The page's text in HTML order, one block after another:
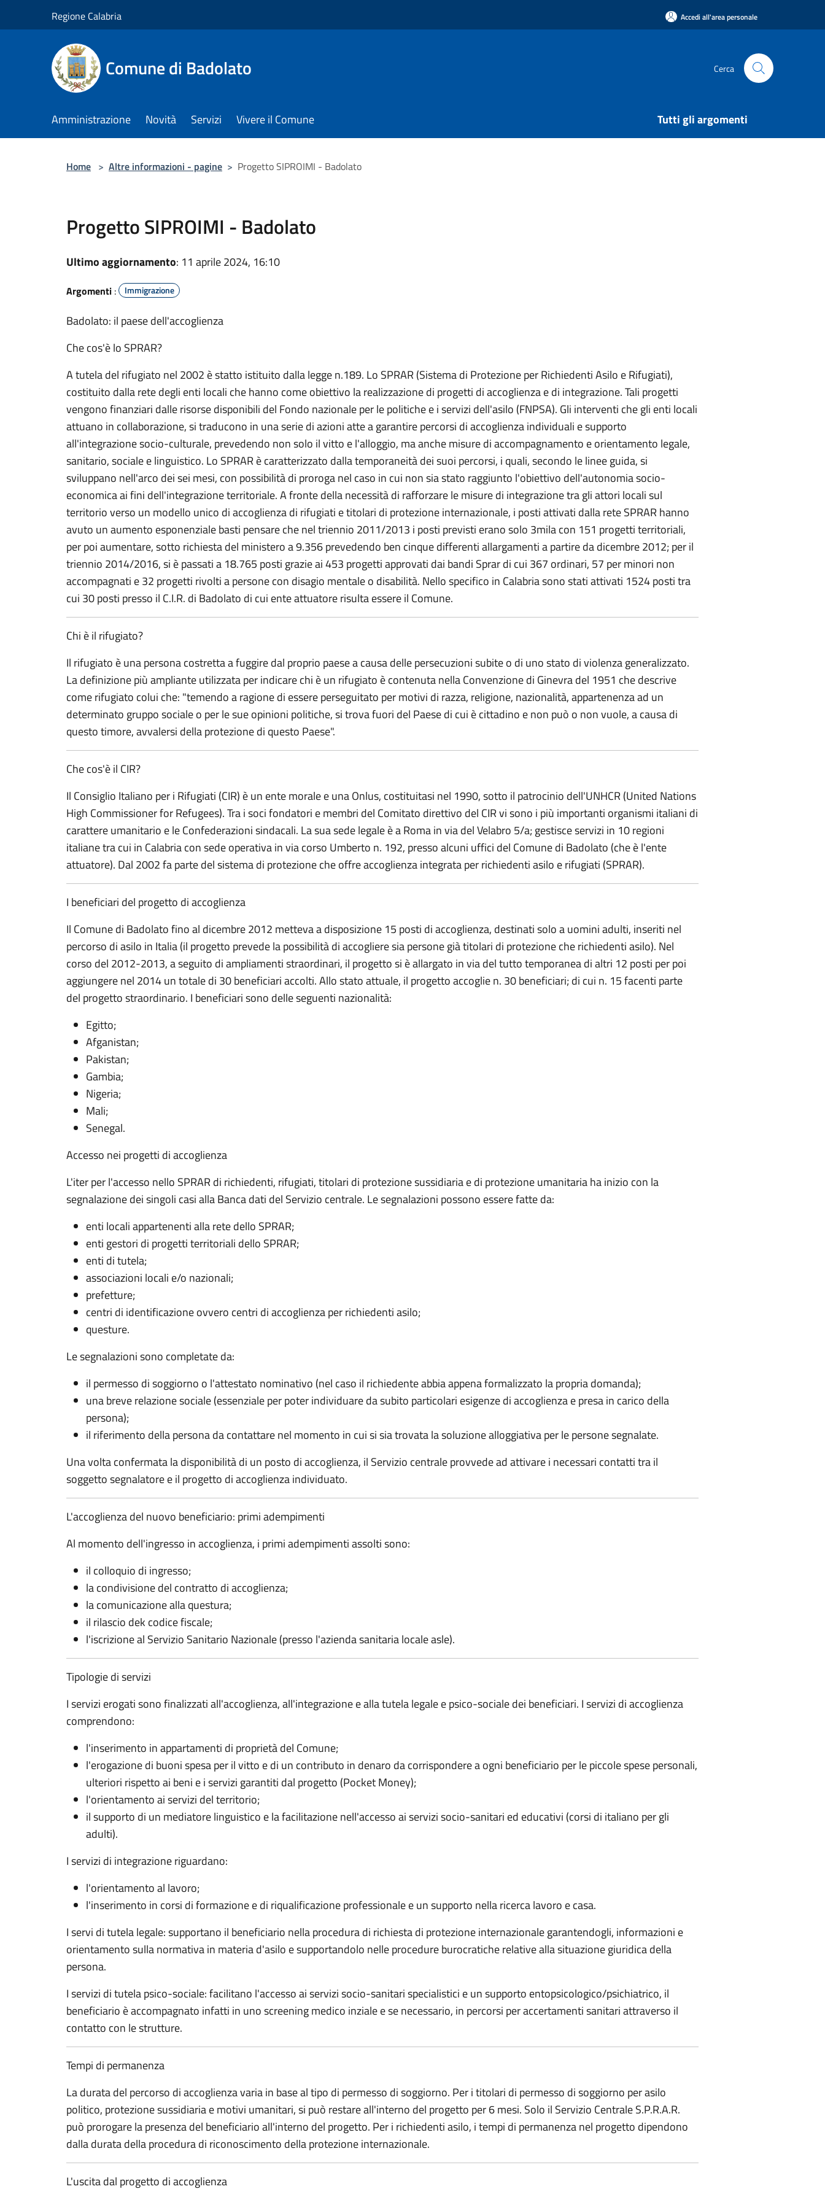
Regione Calabria Accedi all'area personale
Comune di Badolato Cerca
Amministrazione Novità Servizi Vivere il Comune Tutti gli argomenti
Home > Altre informazioni - pagine > Progetto SIPROIMI - Badolato
Progetto SIPROIMI - Badolato
Ultimo aggiornamento: 11 aprile 2024, 16:10
Argomenti : Immigrazione
Badolato: il paese dell'accoglienza
Che cos'è lo SPRAR?
A tutela del rifugiato nel 2002 è statto istituito dalla legge n.189. Lo SPRAR (Sistema di Protezione per Richiedenti Asilo e Rifugiati),
costituito dalla rete degli enti locali che hanno come obiettivo la realizzazione di progetti di accoglienza e di integrazione. Tali progetti
vengono finanziari dalle risorse disponibili del Fondo nazionale per le politiche e i servizi dell'asilo (FNPSA). Gli interventi che gli enti locali
attuano in collaborazione, si traducono in una serie di azioni atte a garantire percorsi di accoglienza individuali e supporto
all'integrazione socio-culturale, prevedendo non solo il vitto e l'alloggio, ma anche misure di accompagnamento e orientamento legale,
sanitario, sociale e linguistico. Lo SPRAR è caratterizzato dalla temporaneità dei suoi percorsi, i quali, secondo le linee guida, si
sviluppano nell'arco dei sei mesi, con possibilità di proroga nel caso in cui non sia stato raggiunto l'obiettivo dell'autonomia socio-
economica ai fini dell'integrazione territoriale. A fronte della necessità di rafforzare le misure di integrazione tra gli attori locali sul
territorio verso un modello unico di accoglienza di rifugiati e titolari di protezione internazionale, i posti attivati dalla rete SPRAR hanno
avuto un aumento esponenziale basti pensare che nel triennio 2011/2013 i posti previsti erano solo 3mila con 151 progetti territoriali,
per poi aumentare, sotto richiesta del ministero a 9.356 prevedendo ben cinque differenti allargamenti a partire da dicembre 2012; per il
triennio 2014/2016, si è passati a 18.765 posti grazie ai 453 progetti approvati dai bandi Sprar di cui 367 ordinari, 57 per minori non
accompagnati e 32 progetti rivolti a persone con disagio mentale o disabilità. Nello specifico in Calabria sono stati attivati 1524 posti tra
cui 30 posti presso il C.I.R. di Badolato di cui ente attuatore risulta essere il Comune.
Chi è il rifugiato?
Il rifugiato è una persona costretta a fuggire dal proprio paese a causa delle persecuzioni subite o di uno stato di violenza generalizzato.
La definizione più ampliante utilizzata per indicare chi è un rifugiato è contenuta nella Convenzione di Ginevra del 1951 che descrive
come rifugiato colui che: "temendo a ragione di essere perseguitato per motivi di razza, religione, nazionalità, appartenenza ad un
determinato gruppo sociale o per le sue opinioni politiche, si trova fuori del Paese di cui è cittadino e non può o non vuole, a causa di
questo timore, avvalersi della protezione di questo Paese".
Che cos'è il CIR?
Il Consiglio Italiano per i Rifugiati (CIR) è un ente morale e una Onlus, costituitasi nel 1990, sotto il patrocinio dell'UNHCR (United Nations
High Commissioner for Refugees). Tra i soci fondatori e membri del Comitato direttivo del CIR vi sono i più importanti organismi italiani di
carattere umanitario e le Confederazioni sindacali. La sua sede legale è a Roma in via del Velabro 5/a; gestisce servizi in 10 regioni
italiane tra cui in Calabria con sede operativa in via corso Umberto n. 192, presso alcuni uffici del Comune di Badolato (che è l'ente
attuatore). Dal 2002 fa parte del sistema di protezione che offre accoglienza integrata per richiedenti asilo e rifugiati (SPRAR).
I beneficiari del progetto di accoglienza
Il Comune di Badolato fino al dicembre 2012 metteva a disposizione 15 posti di accoglienza, destinati solo a uomini adulti, inseriti nel
percorso di asilo in Italia (il progetto prevede la possibilità di accogliere sia persone già titolari di protezione che richiedenti asilo). Nel
corso del 2012-2013, a seguito di ampliamenti straordinari, il progetto si è allargato in via del tutto temporanea di altri 12 posti per poi
aggiungere nel 2014 un totale di 30 beneficiari accolti. Allo stato attuale, il progetto accoglie n. 30 beneficiari; di cui n. 15 facenti parte
del progetto straordinario. I beneficiari sono delle seguenti nazionalità:
Egitto;
Afganistan;
Pakistan;
Gambia;
Nigeria;
Mali;
Senegal.
Accesso nei progetti di accoglienza
L'iter per l'accesso nello SPRAR di richiedenti, rifugiati, titolari di protezione sussidiaria e di protezione umanitaria ha inizio con la
segnalazione dei singoli casi alla Banca dati del Servizio centrale. Le segnalazioni possono essere fatte da:
enti locali appartenenti alla rete dello SPRAR;
enti gestori di progetti territoriali dello SPRAR;
enti di tutela;
associazioni locali e/o nazionali;
prefetture;
centri di identificazione ovvero centri di accoglienza per richiedenti asilo;
questure.
Le segnalazioni sono completate da:
il permesso di soggiorno o l'attestato nominativo (nel caso il richiedente abbia appena formalizzato la propria domanda);
una breve relazione sociale (essenziale per poter individuare da subito particolari esigenze di accoglienza e presa in carico della
persona);
il riferimento della persona da contattare nel momento in cui si sia trovata la soluzione alloggiativa per le persone segnalate.
Una volta confermata la disponibilità di un posto di accoglienza, il Servizio centrale provvede ad attivare i necessari contatti tra il
soggetto segnalatore e il progetto di accoglienza individuato.
L'accoglienza del nuovo beneficiario: primi adempimenti
Al momento dell'ingresso in accoglienza, i primi adempimenti assolti sono:
il colloquio di ingresso;
la condivisione del contratto di accoglienza;
la comunicazione alla questura;
il rilascio dek codice fiscale;
l'iscrizione al Servizio Sanitario Nazionale (presso l'azienda sanitaria locale asle).
Tipologie di servizi
I servizi erogati sono finalizzati all'accoglienza, all'integrazione e alla tutela legale e psico-sociale dei beneficiari. I servizi di accoglienza
comprendono:
l'inserimento in appartamenti di proprietà del Comune;
l'erogazione di buoni spesa per il vitto e di un contributo in denaro da corrispondere a ogni beneficiario per le piccole spese personali,
ulteriori rispetto ai beni e i servizi garantiti dal progetto (Pocket Money);
l'orientamento ai servizi del territorio;
il supporto di un mediatore linguistico e la facilitazione nell'accesso ai servizi socio-sanitari ed educativi (corsi di italiano per gli
adulti).
I servizi di integrazione riguardano:
l'orientamento al lavoro;
l'inserimento in corsi di formazione e di riqualificazione professionale e un supporto nella ricerca lavoro e casa.
I servi di tutela legale: supportano il beneficiario nella procedura di richiesta di protezione internazionale garantendogli, informazioni e
orientamento sulla normativa in materia d'asilo e supportandolo nelle procedure burocratiche relative alla situazione giuridica della
persona.
I servizi di tutela psico-sociale: facilitano l'accesso ai servizi socio-sanitari specialistici e un supporto entopsicologico/psichiatrico, il
beneficiario è accompagnato infatti in uno screening medico inziale e se necessario, in percorsi per accertamenti sanitari attraverso il
contatto con le strutture.
Tempi di permanenza
La durata del percorso di accoglienza varia in base al tipo di permesso di soggiorno. Per i titolari di permesso di soggiorno per asilo
politico, protezione sussidiaria e motivi umanitari, si può restare all'interno del progetto per 6 mesi. Solo il Servizio Centrale S.P.R.A.R.
può prorogare la presenza del beneficiario all'interno del progetto. Per i richiedenti asilo, i tempi di permanenza nel progetto dipendono
dalla durata della procedura di riconoscimento della protezione internazionale.
L'uscita dal progetto di accoglienza